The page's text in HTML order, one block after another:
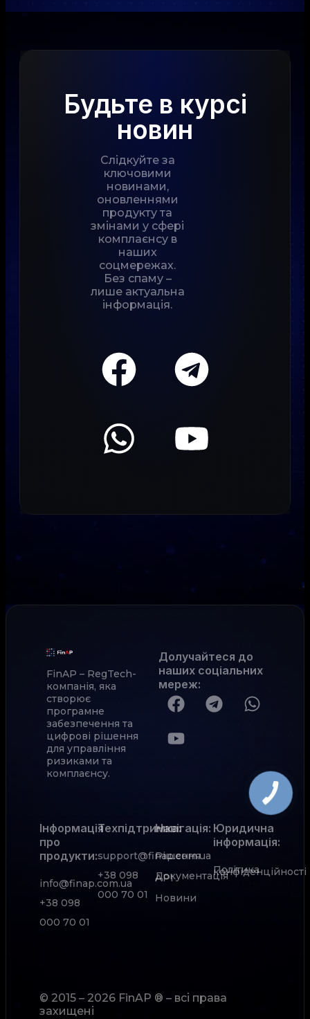
Будьте в курсі
новин
Слідкуйте за
ключовими
новинами,
оновленнями
продукту та
змінами у сфері
комплаєнсу в
наших
соцмережах.
Без спаму –
лише актуальна
інформація.
FinAP – RegTech-
компанія, яка
створює
програмне
забезпечення та
цифрові рішення
для управління
ризиками та
комплаєнсу.
Долучайтеся до
наших соціальних
мереж:
Інформація
про
продукти:
info@finap.com.ua
+38 098
000 70 01
Техпідтримка:
support@finap.com.ua
+38 098
000 70 01
Рішення
Документація
АРІ
Новини
Навігація: Юридична
інформація:
Політика
конфіденційності
© 2015 – 2026 FinAP ® – всі права
захищені